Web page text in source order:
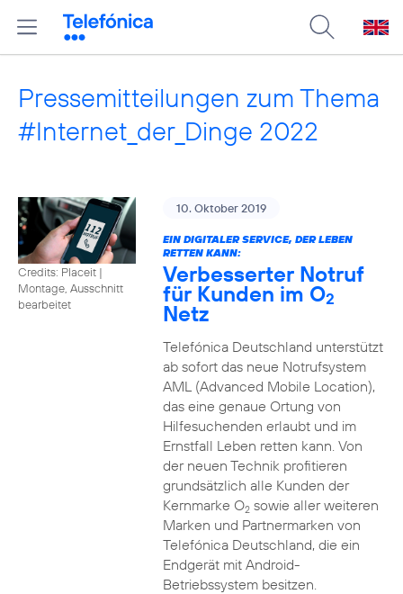
Pressemitteilungen zum Thema
#Internet_der_Dinge 2022
Credits: Placeit |
Montage, Ausschnitt
bearbeitet
10. Oktober 2019
EIN DIGITALER SERVICE, DER LEBEN
RETTEN KANN:
Verbesserter Notruf
für Kunden im O2
Netz
Telefónica Deutschland unterstützt
ab sofort das neue Notrufsystem
AML (Advanced Mobile Location),
das eine genaue Ortung von
Hilfesuchenden erlaubt und im
Ernstfall Leben retten kann. Von
der neuen Technik profitieren
grundsätzlich alle Kunden der
Kernmarke O2sowie aller weiteren
Marken und Partnermarken von
Telefónica Deutschland, die ein
Endgerät mit Android-
Betriebssystem besitzen.